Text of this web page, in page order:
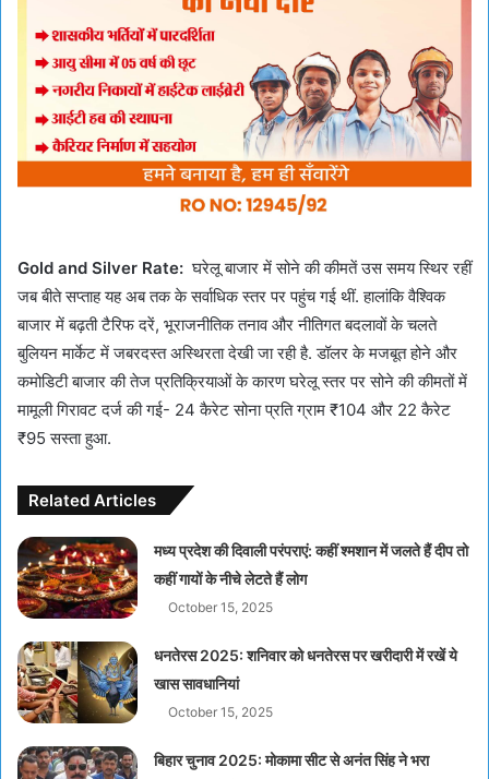
Gold and Silver Rate: घरेलू बाजार में सोने की कीमतें उस समय स्थिर रहीं
जब बीते सप्ताह यह अब तक के सर्वाधिक स्तर पर पहुंच गई थीं. हालांकि वैश्विक
बाजार में बढ़ती टैरिफ दरें, भूराजनीतिक तनाव और नीतिगत बदलावों के चलते
बुलियन मार्केट में जबरदस्त अस्थिरता देखी जा रही है. डॉलर के मजबूत होने और
कमोडिटी बाजार की तेज प्रतिक्रियाओं के कारण घरेलू स्तर पर सोने की कीमतों में
मामूली गिरावट दर्ज की गई- 24 कैरेट सोना प्रति ग्राम ₹104 और 22 कैरेट
₹95 सस्ता हुआ.
Related Articles
मध्य प्रदेश की दिवाली परंपराएं: कहीं श्मशान में जलते हैं दीप तो
कहीं गायों के नीचे लेटते हैं लोग
October 15, 2025
धनतेरस 2025: शनिवार को धनतेरस पर खरीदारी में रखें ये
खास सावधानियां
October 15, 2025
बिहार चुनाव 2025: मोकामा सीट से अनंत सिंह ने भरा